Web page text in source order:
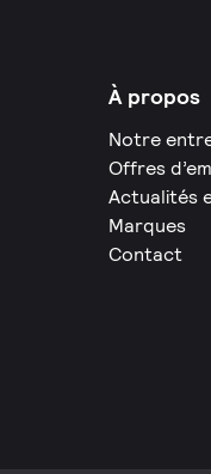
À propos
Notre
Offres
Actualités
Marques
Contact